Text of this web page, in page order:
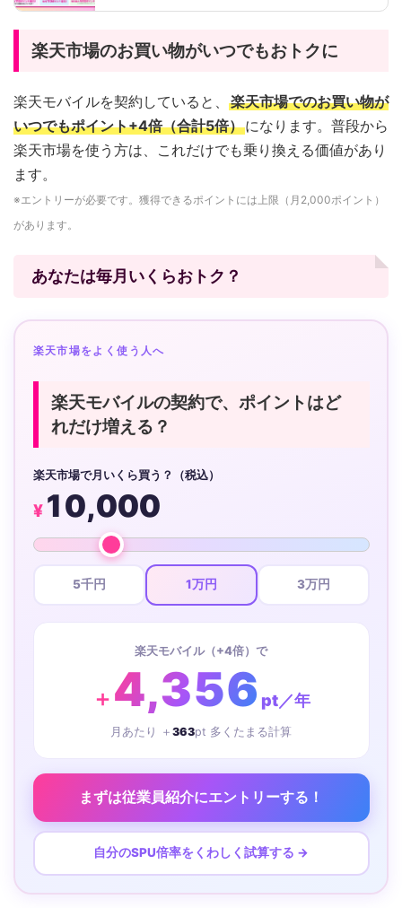
楽天市場のお買い物がいつでもおトクに
楽天モバイルを契約していると、 楽天市場でのお買い物が
いつでもポイント+4倍（合計5倍）になります。普段から
楽天市場を使う方は、これだけでも乗り換える価値があり
ます。
※エントリーが必要です。獲得できるポイントには上限（月2,000ポイント）
があります。
あなたは毎月いくらおトク？
楽天市場をよく使う人へ
楽天モバイルの契約で、ポイントはど
れだけ増える？
楽天市場で月いくら買う？（税込）
¥10,000
5千円 1万円 3万円
楽天モバイル（+4倍）で
＋ 4,356 pt／年
月あたり ＋ 363pt 多くたまる計算
まずは従業員紹介にエントリーする！
自分のSPU倍率をくわしく試算する →